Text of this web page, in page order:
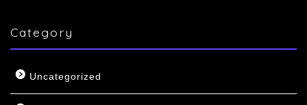
Category
Uncategorized